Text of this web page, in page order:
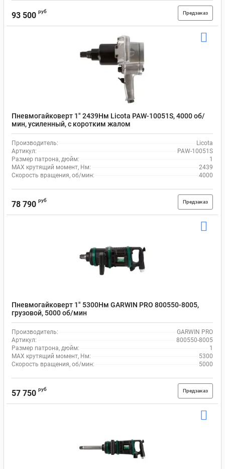
93 500 руб Предзаказ
Пневмогайковерт 1" 2439Нм Licota PAW-10051S, 4000 об/
мин, усиленный, с коротким жалом
Производитель:
Licota
Артикул:
PAW-10051S
Размер патрона, дюйм:
1
MAX крутящий момент, Нм:
2439
Скорость вращения, об/мин:
4000
78 790 руб Предзаказ
Пневмогайковерт 1" 5300Нм GARWIN PRO 800550-8005,
грузовой, 5000 об/мин
Производитель:
GARWIN PRO
Артикул:
800550-8005
Размер патрона, дюйм:
1
MAX крутящий момент, Нм:
5300
Скорость вращения, об/мин:
5000
57 750 руб Предзаказ